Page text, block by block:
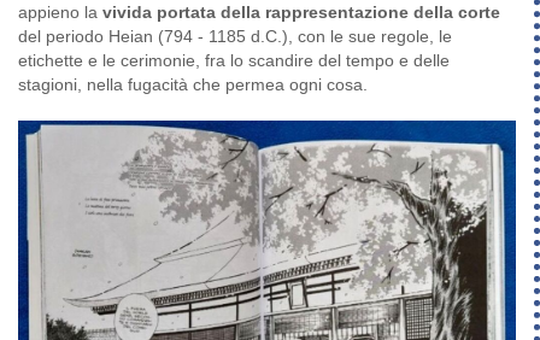
appieno la vivida portata della rappresentazione della corte
del periodo Heian (794 - 1185 d.C.), con le sue regole, le
etichette e le cerimonie, fra lo scandire del tempo e delle
stagioni, nella fugacità che permea ogni cosa.